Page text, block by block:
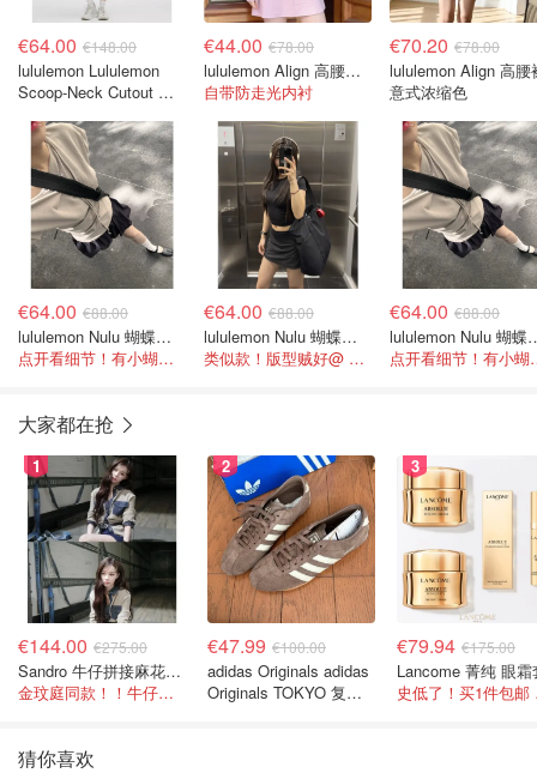
€64.00 €148.00
lululemon Lululemon
Scoop-Neck Cutout 网
€44.00 €78.00
lululemon Align 高腰裙 樱花粉
自带防走光内衬
€70.20 €78.00
lululemon Align 高腰
意式浓缩色
€64.00 €88.00
lululemon Nulu 蝴蝶结迷你裙
点开看细节！有小蝴蝶结打底裤
€64.00 €88.00
lululemon Nulu 蝴蝶结半身裙
类似款！版型贼好@ LEEEEEEVIA.
€64.00 €88.00
lululemon
点开看细节
大家都在抢
1
€144.00 €275.00
Sandro 牛仔拼接麻花针织夹克
金玟庭同款！！牛仔拼接超有层次感
2
€47.99 €100.00
adidas Originals adidas
Originals TOKYO 复古
3
€79.94 €175.00
Lancome 菁纯 眼霜
史
猜你喜欢